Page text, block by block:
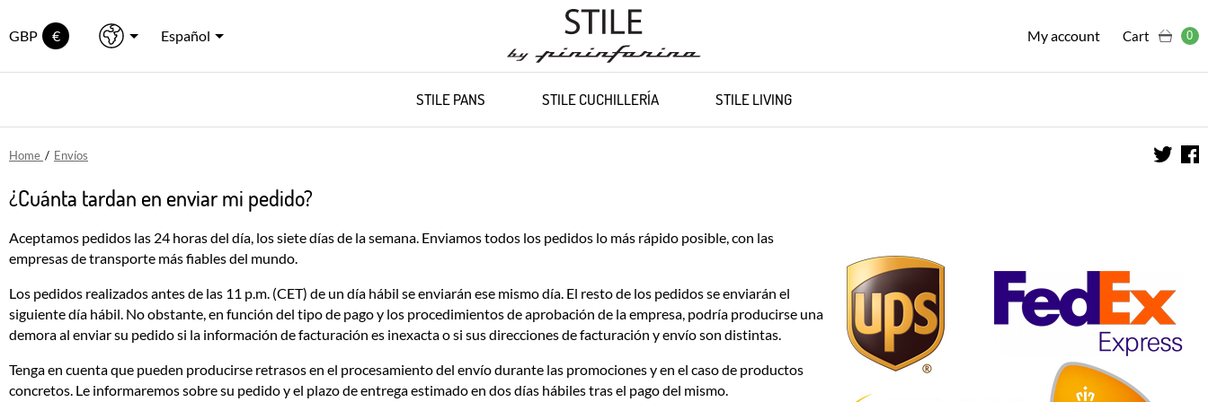
GBP € Español My account 0
Cart
STILE PANS STILE CUCHILLERÍA STILE LIVING
Home / Envíos
¿Cuánta tardan en enviar mi pedido?
Aceptamos pedidos las 24 horas del día, los siete días de la semana. Enviamos todos los pedidos lo más rápido posible, con las
empresas de transporte más fiables del mundo.
Los pedidos realizados antes de las 11 p.m. (CET) de un día hábil se enviarán ese mismo día. El resto de los pedidos se enviarán el
siguiente día hábil. No obstante, en función del tipo de pago y los procedimientos de aprobación de la empresa, podría producirse una
demora al enviar su pedido si la información de facturación es inexacta o si sus direcciones de facturación y envío son distintas.
Tenga en cuenta que pueden producirse retrasos en el procesamiento del envío durante las promociones y en el caso de productos
concretos. Le informaremos sobre su pedido y el plazo de entrega estimado en dos días hábiles tras el pago del mismo.